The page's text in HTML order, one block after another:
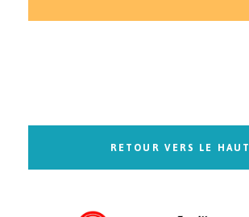
RETOUR VERS LE HAUT